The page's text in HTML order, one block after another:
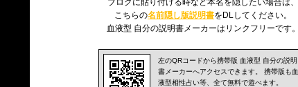
ブログに貼り付ける時など本名を隠したい場合は、
こちらの名前隠し版説明書をDLしてください。
血液型 自分の説明書メーカーはリンクフリーです。
左のQRコードから携帯版 血液型 自分の説明
書メーカーへアクセスできます。 携帯版も血
液型相性占い等、全て無料で遊べます。